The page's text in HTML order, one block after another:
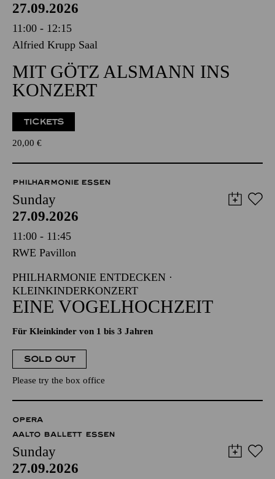
27.09.2026
11:00 - 12:15
Alfried Krupp Saal
MIT GÖTZ ALSMANN INS
KONZERT
TICKETS
20,00 €
PHILHARMONIE ESSEN
Sunday
27.09.2026
11:00 - 11:45
RWE Pavillon
PHILHARMONIE ENTDECKEN ·
KLEINKINDERKONZERT
EINE VOGELHOCHZEIT
Für Kleinkinder von 1 bis 3 Jahren
SOLD OUT
Please try the box office
OPERA
AALTO BALLETT ESSEN
Sunday
27.09.2026